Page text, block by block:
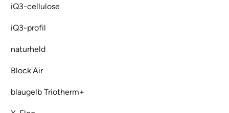
iQ3-cellulose
iQ3-profil
naturheld
Block'Air
blaugelb Triotherm+